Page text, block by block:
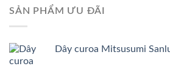
SẢN PHẨM ƯU ĐÃI
Dây curoa Mitsusumi